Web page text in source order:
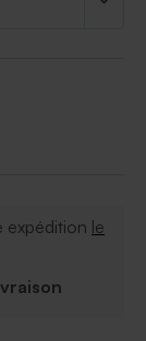
expédition le